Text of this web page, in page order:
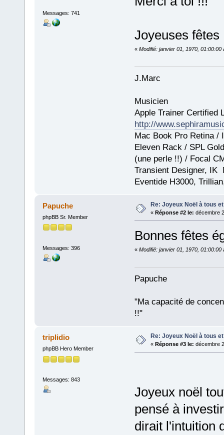
Messages: 741
Joyeuses fêtes
« Modifié: janvier 01, 1970, 01:00:00
J.Marc
Musicien
Apple Trainer Certified
http://
Mac Book Pro Retina /
Eleven Rack / SPL
(une perle !!) / Focal
Transient Designer, IK
Eventide H3000,
Papuche
phpBB Sr. Member
Messages: 396
Re: Joyeux Noël à tous
« Réponse #2 le: décembre
Bonnes fêtes
« Modifié: janvier 01, 1970, 01:00:00
Papuche
"Ma capacité de
!!"
triplidio
phpBB Hero Member
Messages: 843
Re: Joyeux Noël à tous
« Réponse #3 le: décembre
Joyeux noël
pensé à
dirait l'intuition